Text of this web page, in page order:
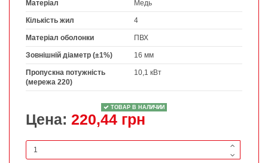
Матеріал Медь
Кількість жил 4
Матеріал оболонки ПВХ
Зовнішній діаметр (±1%) 16 мм
Пропускна потужність
(мережа 220)
10,1 кВт
ТОВАР В НАЛИЧИИ
Цена: 220,44 грн